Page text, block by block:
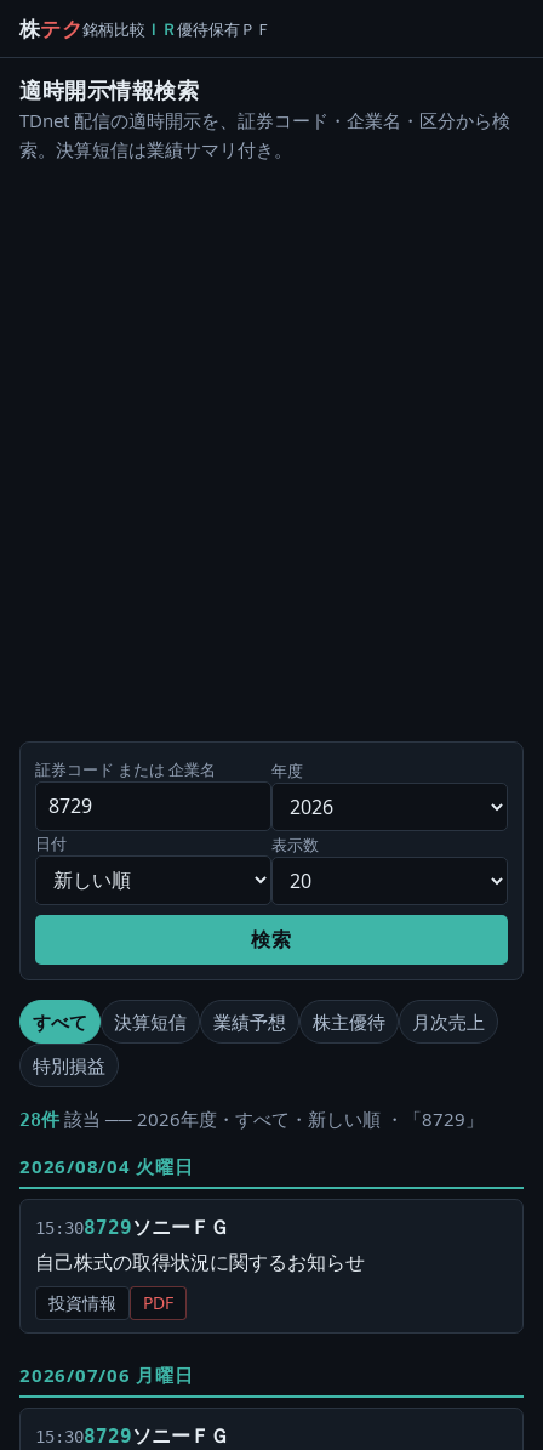
株テク銘柄比較 ＩＲ優待保有ＰＦ
適時開示情報検索
TDnet 配信の適時開示を、証券コード・企業名・区分から検
索。決算短信は業績サマリ付き。
証券コード または 企業名 年度
日付 表示数
検索
すべて 決算短信 業績予想 株主優待
月次売上
特別損益
28件 該当 ── 2026年度・すべて・新しい順 ・「8729」
2026/08/04 火曜日
15:308729ソニーＦＧ
自己株式の取得状況に関するお知らせ
投資情報 PDF
2026/07/06 月曜日
15:308729ソニーＦＧ